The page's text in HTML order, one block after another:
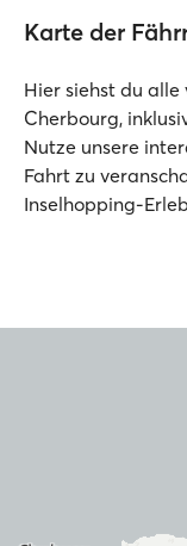
Karte der
Hier siehst du
Cherbourg,
Nutze unsere
Fahrt zu
Inselhopping-